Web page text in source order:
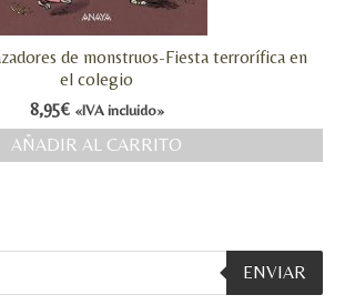
de monstruos-Fiesta terrorífica en
el colegio
8,95€ «IVA incluido»
AÑADIR AL CARRITO
ENVIAR